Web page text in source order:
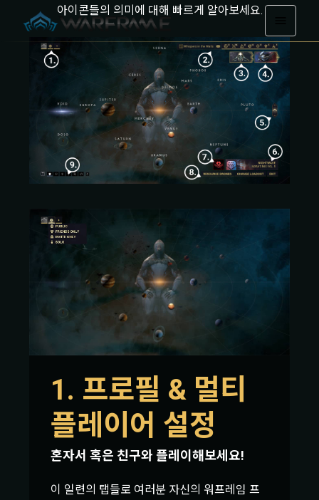
아이콘들의 의미에 대해 빠르게 알아보세요.
1. 프로필 & 멀티
플레이어 설정
혼자서 혹은 친구와 플레이해보세요!
이 일련의 탭들로 여러분 자신의 워프레임 프